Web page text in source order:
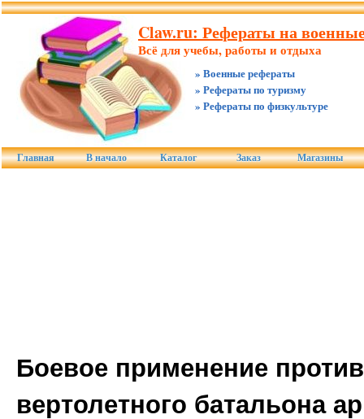
Claw.ru: Рефераты на
Всё для учебы, работы и отдыха
» Военные рефераты
» Рефераты по туризму
» Рефераты по физкультуре
Главная В начало Каталог Заказ Магазины
Боевое применение
вертолетного батальона